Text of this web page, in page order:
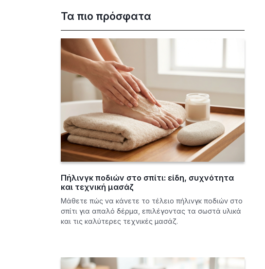
Τα πιο πρόσφατα
Πήλινγκ ποδιών στο σπίτι: είδη, συχνότητα
και τεχνική μασάζ
Μάθετε πώς να κάνετε το τέλειο πήλινγκ ποδιών στο
σπίτι για απαλό δέρμα, επιλέγοντας τα σωστά υλικά
και τις καλύτερες τεχνικές μασάζ.